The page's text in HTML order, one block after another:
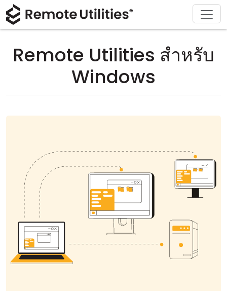
Remote Utilities สำหรับ
Windows
ผลิตภัณฑ์
ความปลอดภัย
หมายเหตุประจำรุ่น
การเข้าถึงแบบไม่ต้องดูแล
การสนับสนุน Active Directory
การกำหนดค่า MSI
คลาวด์ & ออน-พรีมิส
โซลูชัน
การผลิตและการค้าปลีก
การศึกษาและรัฐบาล
ดาวน์โหลด
macOS
iOS/Android
ซื้อ
ผู้ช่วยใบอนุญาต
สนับสนุน
เอกสารประกอบ
เกี่ยวกับ
ห้องข่าว